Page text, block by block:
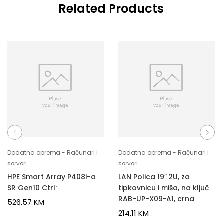
Related Products
Dodatna oprema - Računari i
serveri
HPE Smart Array P408i-a
SR Gen10 Ctrlr
526,57 KM
Dodatna oprema - Računari i
serveri
LAN Polica 19″ 2U, za
tipkovnicu i miša, na ključ
RAB-UP-X09-A1, crna
214,11 KM